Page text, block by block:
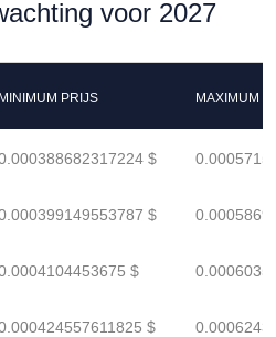
voor 2027
MINIMUM PRIJS MAXIMUM
$
$
$
$